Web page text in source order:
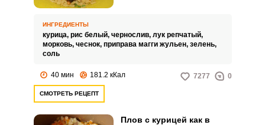
В этом рецепте вам
предлагается в плов добавить
чернослив, что придаст ему
ИНГРЕДИЕНТЫ
курица, рис белый, чернослив, лук репчатый,
морковь, чеснок, приправа магги жульен, зелень,
соль
40 мин 181.2 кКал 7277 0
СМОТРЕТЬ РЕЦЕПТ
Плов с курицей как в